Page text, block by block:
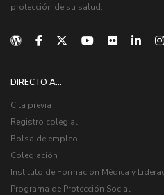
protección de su salud.
DIRECTO A...
Cita previa
Registro colegial
Bolsa de empleo
Colegiación
Instituto de Formación Médica y
Programa de Protección Social